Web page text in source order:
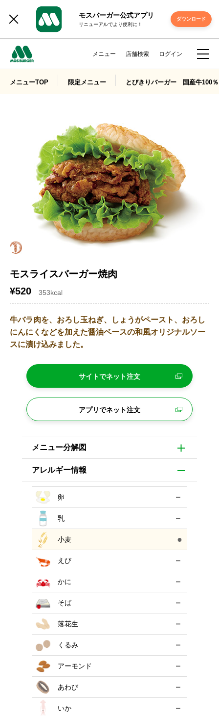
モスバーガー公式アプリ
リニューアルでより便利に！
ダウンロード
メニュー 店舗検索 ログイン
メニューTOP 限定メニュー とびきりバーガー 国産牛100％
モスライスバーガー焼肉
¥520
353kcal
牛バラ肉を、おろし玉ねぎ、しょうがペースト、おろし
にんにくなどを加えた醤油ベースの和風オリジナルソー
スに漬け込みました。
サイトでネット注文
アプリでネット注文
メニュー分解図
アレルギー情報
卵 －
乳 －
小麦 ●
えび －
かに －
そば －
落花生 －
くるみ －
アーモンド －
あわび －
いか －